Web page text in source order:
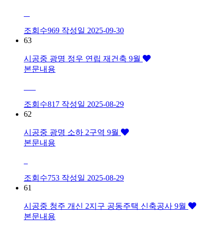
조회수969 작성일 2025-09-30
63
시공중 광명 정우 연립 재건축 9월
본문내용
조회수817 작성일 2025-08-29
62
시공중 광명 소하 2구역 9월
본문내용
조회수753 작성일 2025-08-29
61
시공중 청주 개신 2지구 공동주택 신축공사 9월
본문내용